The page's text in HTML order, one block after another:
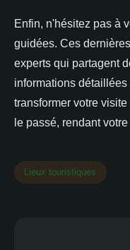
Enfin, n'hésitez pas à
guidées. Ces
experts qui partagent
informations
transformer votre
le passé, rendant
Lieux touristiques